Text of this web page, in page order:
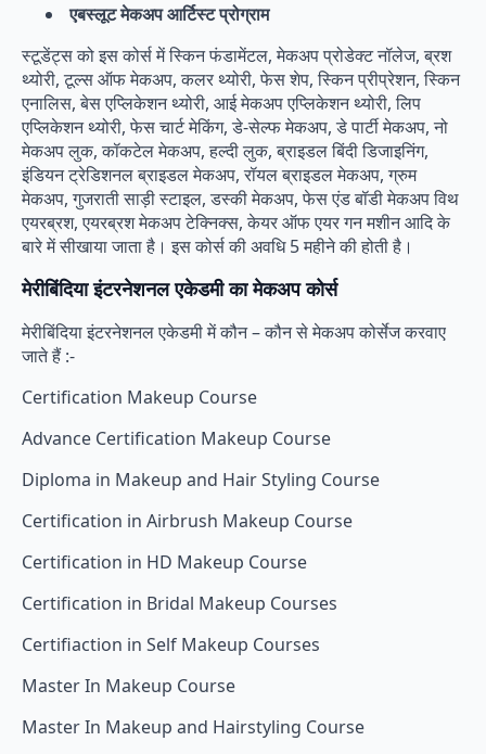
एबस्लूट मेकअप आर्टिस्ट प्रोग्राम
स्टूडेंट्स को इस कोर्स में स्किन फंडामेंटल, मेकअप प्रोडेक्ट नॉलेज, ब्रश
थ्योरी, टूल्स ऑफ मेकअप, कलर थ्योरी, फेस शेप, स्किन प्रीप्रेशन, स्किन
एनालिस, बेस एप्लिकेशन थ्योरी, आई मेकअप एप्लिकेशन थ्योरी, लिप
एप्लिकेशन थ्योरी, फेस चार्ट मेकिंग, डे-सेल्फ मेकअप, डे पार्टी मेकअप, नो
मेकअप लुक, कॉकटेल मेकअप, हल्दी लुक, ब्राइडल बिंदी डिजाइनिंग,
इंडियन ट्रेडिशनल ब्राइडल मेकअप, रॉयल ब्राइडल मेकअप, ग्रुम
मेकअप, गुजराती साड़ी स्टाइल, डस्की मेकअप, फेस एंड बॉडी मेकअप विथ
एयरब्रश, एयरब्रश मेकअप टेक्निक्स, केयर ऑफ एयर गन मशीन आदि के
बारे में सीखाया जाता है। इस कोर्स की अवधि 5 महीने की होती है।
मेरीबिंदिया इंटरनेशनल एकेडमी का मेकअप कोर्स
मेरीबिंदिया इंटरनेशनल एकेडमी में कौन – कौन से मेकअप कोर्सेज करवाए
जाते हैं :-
Certification Makeup Course
Advance Certification Makeup Course
Diploma in Makeup and Hair Styling Course
Certification in Airbrush Makeup Course
Certification in HD Makeup Course
Certification in Bridal Makeup Courses
Certifiaction in Self Makeup Courses
Master In Makeup Course
Master In Makeup and Hairstyling Course